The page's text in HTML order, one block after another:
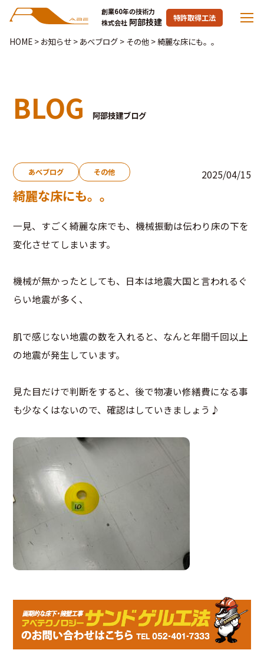
創業60年の技術力
株式会社 阿部技建 特許取得工法
HOME> お知らせ> あべブログ> その他>綺麗な床にも。。
BLOG 阿部技建ブログ
あべブログ その他 2025/04/15
綺麗な床にも。。
一見、すごく綺麗な床でも、機械振動は伝わり床の下を
変化させてしまいます。
機械が無かったとしても、日本は地震大国と言われるぐ
らい地震が多く、
肌で感じない地震の数を入れると、なんと年間千回以上
の地震が発生しています。
見た目だけで判断をすると、後で物凄い修繕費になる事
も少なくはないので、確認はしていきましょう♪